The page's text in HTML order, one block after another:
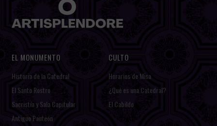
EL MONUMENTO
Historia de la Catedral
El Santo Rostro
Sacristía y Sala Capitular
Antiguo Panteón
CULTO
Horarios de Misa
¿Qué es una Catedral?
El Cabildo